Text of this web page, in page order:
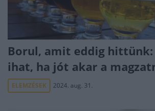
Borul, amit eddig hittünk:
ihat, ha jót akar a
ELEMZÉSEK 2024. aug. 31.